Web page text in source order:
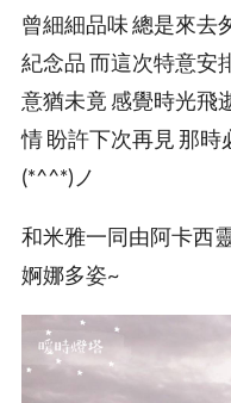
曾細細品味 總是來去
紀念品 而這次特意安
意猶未竟 感覺時光飛
情 盼許下次再見 那
(*^^*)ノ
和米雅一同由阿卡西
婀娜多姿~